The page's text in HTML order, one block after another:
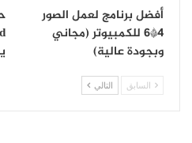
أفضل برنامج لعمل الصور
4*6 للكمبيوتر (مجاني
وبجودة عالية)
السابق التالي